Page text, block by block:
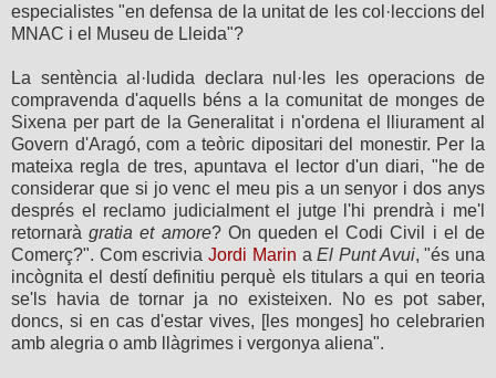
especialistes "en defensa de la unitat de les col·leccions del
MNAC i el Museu de Lleida"?
La sentència al·ludida declara nul·les les operacions de
compravenda d'aquells béns a la comunitat de monges de
Sixena per part de la Generalitat i n'ordena el lliurament al
Govern d'Aragó, com a teòric dipositari del monestir. Per la
mateixa regla de tres, apuntava el lector d'un diari, "he de
considerar que si jo venc el meu pis a un senyor i dos anys
després el reclamo judicialment el jutge l'hi prendrà i me'l
retornaràgratia et amore? On queden el Codi Civil i el de
Comerç?". Com escriviaJordi Marin aEl Punt Avui, "és una
incògnita el destí definitiu perquè els titulars a qui en teoria
se'ls havia de tornar ja no existeixen. No es pot saber,
doncs, si en cas d'estar vives, [les monges] ho celebrarien
amb alegria o amb llàgrimes i vergonya aliena".